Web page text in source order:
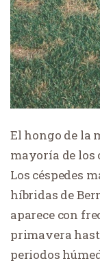
El hongo de la
mayoría de los
Los céspedes
híbridas de
aparece con
primavera
periodos